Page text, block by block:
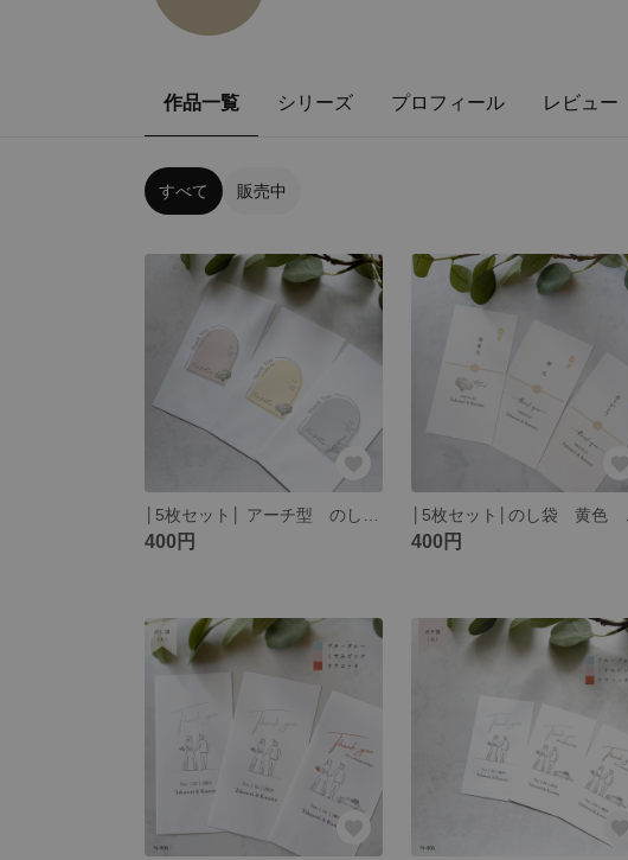
作品一覧 シリーズ プロフィール レビュー
すべて 販売中
400円 400円